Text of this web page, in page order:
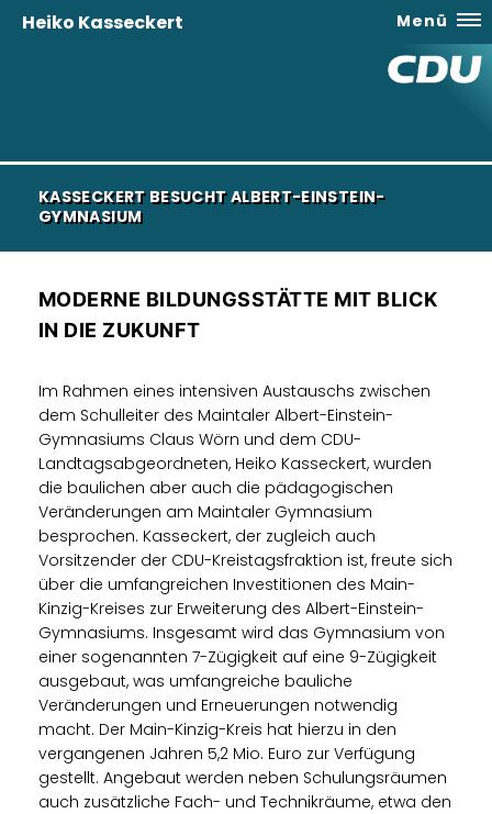
Heiko Kasseckert Menü
KASSECKERT BESUCHT ALBERT-EINSTEIN-
GYMNASIUM
MODERNE BILDUNGSSTÄTTE MIT BLICK
IN DIE ZUKUNFT
Im Rahmen eines intensiven Austauschs zwischen
dem Schulleiter des Maintaler Albert-Einstein-
Gymnasiums Claus Wörn und dem CDU-
Landtagsabgeordneten, Heiko Kasseckert, wurden
die baulichen aber auch die pädagogischen
Veränderungen am Maintaler Gymnasium
besprochen. Kasseckert, der zugleich auch
Vorsitzender der CDU-Kreistagsfraktion ist, freute sich
über die umfangreichen Investitionen des Main-
Kinzig-Kreises zur Erweiterung des Albert-Einstein-
Gymnasiums. Insgesamt wird das Gymnasium von
einer sogenannten 7-Zügigkeit auf eine 9-Zügigkeit
ausgebaut, was umfangreiche bauliche
Veränderungen und Erneuerungen notwendig
macht. Der Main-Kinzig-Kreis hat hierzu in den
vergangenen Jahren 5,2 Mio. Euro zur Verfügung
gestellt. Angebaut werden neben Schulungsräumen
auch zusätzliche Fach- und Technikräume, etwa den